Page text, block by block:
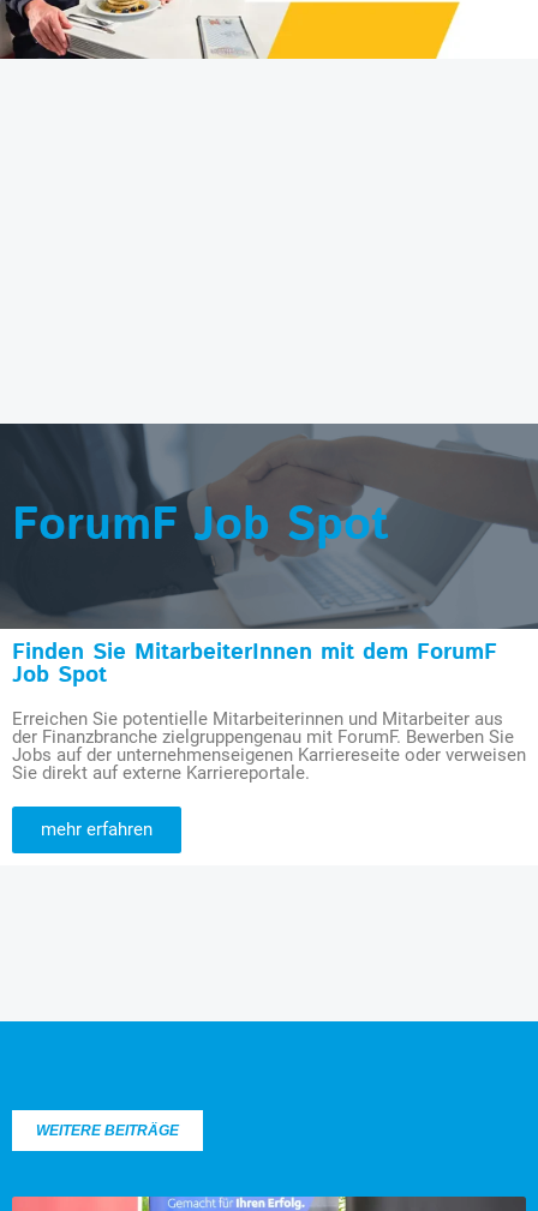
ForumF Job Spot
Finden Sie MitarbeiterInnen mit dem ForumF
Job Spot
Erreichen Sie potentielle Mitarbeiterinnen und Mitarbeiter aus
der Finanzbranche zielgruppengenau mit ForumF. Bewerben Sie
Jobs auf der unternehmenseigenen Karriereseite oder verweisen
Sie direkt auf externe Karriereportale.
mehr erfahren
WEITERE BEITRÄGE